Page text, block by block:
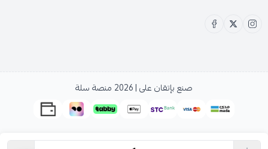
صنع بإتقان على | 2026 منصة سلة